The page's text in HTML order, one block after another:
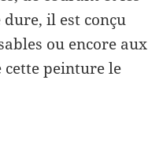
dure, il est conçu
ou encore aux
peinture le